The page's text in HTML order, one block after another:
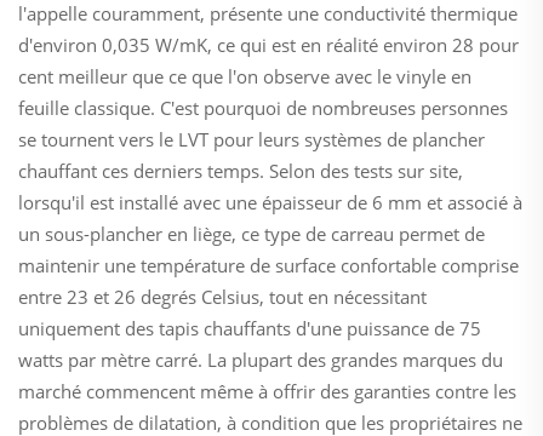
l'appelle couramment, présente une conductivité thermique
d'environ 0,035 W/mK, ce qui est en réalité environ 28 pour
cent meilleur que ce que l'on observe avec le vinyle en
feuille classique. C'est pourquoi de nombreuses personnes
se tournent vers le LVT pour leurs systèmes de plancher
chauffant ces derniers temps. Selon des tests sur site,
lorsqu'il est installé avec une épaisseur de 6 mm et associé à
un sous-plancher en liège, ce type de carreau permet de
maintenir une température de surface confortable comprise
entre 23 et 26 degrés Celsius, tout en nécessitant
uniquement des tapis chauffants d'une puissance de 75
watts par mètre carré. La plupart des grandes marques du
marché commencent même à offrir des garanties contre les
problèmes de dilatation, à condition que les propriétaires ne